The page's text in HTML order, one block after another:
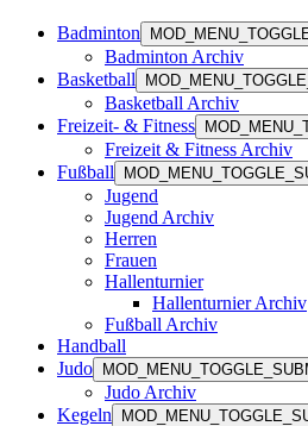
Badminton
Badminton Archiv
Basketball
Basketball Archiv
Freizeit- & Fitness
Freizeit & Fitness Archiv
Fußball
Jugend
Jugend Archiv
Herren
Frauen
Hallenturnier
Hallenturnier Archiv
Fußball Archiv
Handball
Judo
Judo Archiv
Kegeln